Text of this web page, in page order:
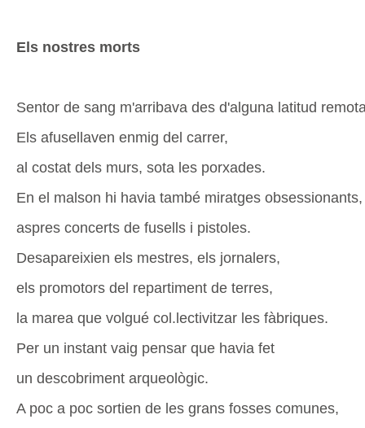
Els nostres morts
Sentor de sang m'arribava des d'alguna latitud
Els afusellaven enmig del carrer,
al costat dels murs, sota les porxades.
En el malson hi havia també miratges obsessionants,
aspres concerts de fusells i pistoles.
Desapareixien els mestres, els jornalers,
els promotors del repartiment de terres,
la marea que volgué col.lectivitzar les fàbriques.
Per un instant vaig pensar que havia fet
un descobriment arqueològic.
A poc a poc sortien de les grans fosses comunes,